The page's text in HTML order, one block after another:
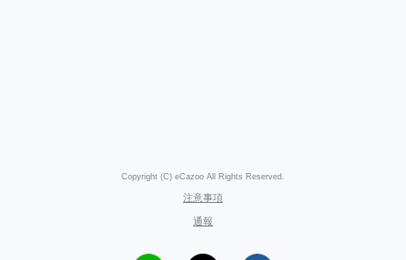
Copyright (C) eCazoo All Rights Reserved.
注意事項
通報